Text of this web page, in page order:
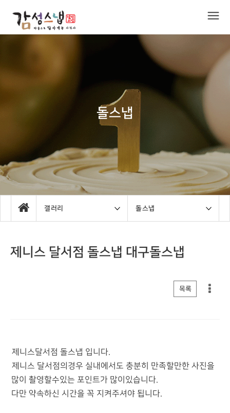
돌스냅
갤러리 돌스냅
제니스 달서점 돌스냅 대구돌스냅
목록
제니스달서점 돌스냅 입니다.
제니스 달서점의경우 실내에서도 충분히 만족할만한 사진을
많이 촬영할수있는 포인트가 많이있습니다.
다만 약속하신 시간을 꼭 지켜주셔야 됩니다.